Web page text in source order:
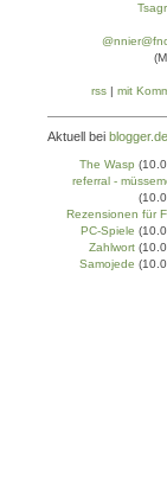
rss | mit
Aktuell bei blogger.de
The Wasp
referral -
Rezensionen für
PC-Spiele
Zahlwort
Samojede